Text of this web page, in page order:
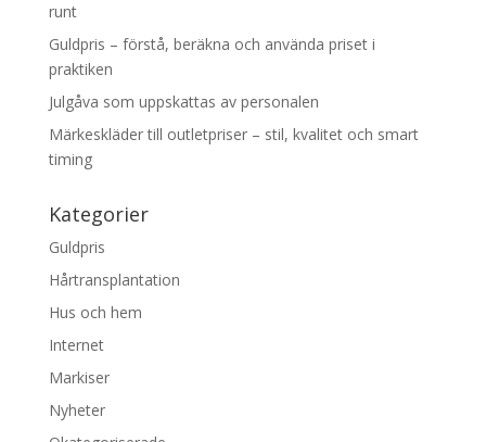
runt
Guldpris – förstå, beräkna och använda priset i
praktiken
Julgåva som uppskattas av personalen
Märkeskläder till outletpriser – stil, kvalitet och smart
timing
Kategorier
Guldpris
Hårtransplantation
Hus och hem
Internet
Markiser
Nyheter